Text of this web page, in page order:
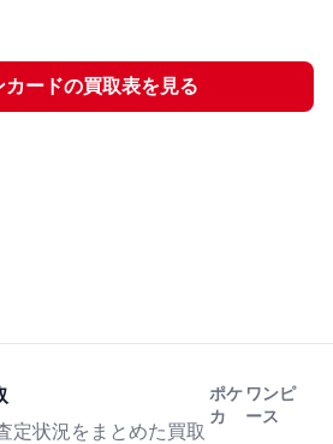
カードの買取表を見る
定状況をまとめた買取
ポケ
カ
ワンピ
ース